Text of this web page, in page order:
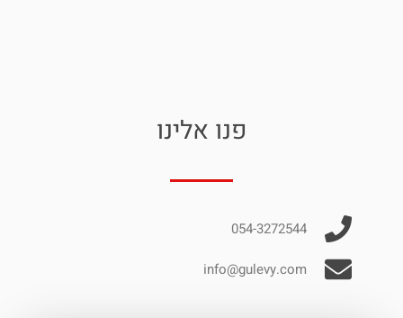
פנו אלינו
054-3272544
info@gulevy.com